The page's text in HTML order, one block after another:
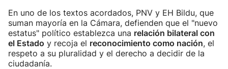
En uno de los textos acordados, PNV y EH Bildu, que
suman mayoría en la Cámara, defienden que el "nuevo
estatus" político establezca una relación bilateral con
el Estado y recoja el reconocimiento como nación, el
respeto a su pluralidad y el derecho a decidir de la
ciudadanía.